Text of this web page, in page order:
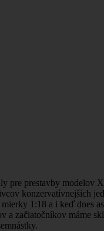
pre prestavby
konzervatívnejších
1:18 a i keď dnes
a začiatočníkov